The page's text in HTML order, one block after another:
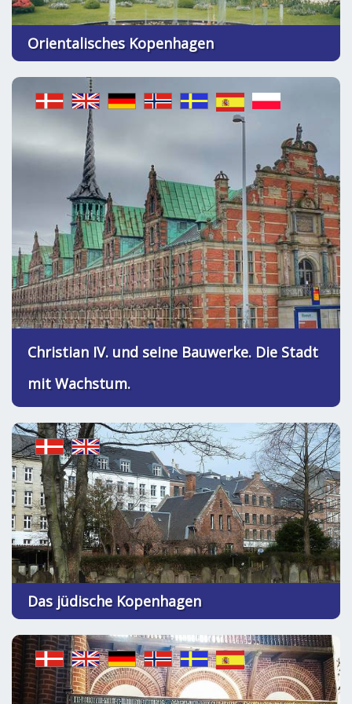
Orientalisches Kopenhagen
Christian IV. und seine Bauwerke. Die Stadt
mit Wachstum.
Das jüdische Kopenhagen